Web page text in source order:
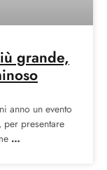
grande,
anno un evento
presentare